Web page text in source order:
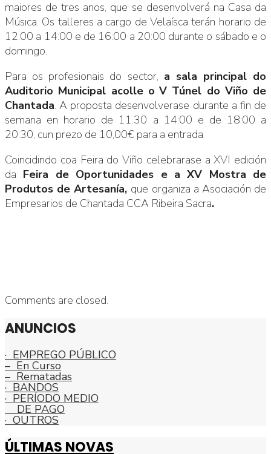
maiores de tres anos, que se desenvolverá na Casa da
Música. Os talleres a cargo de Velaísca terán horario de
12:00 a 14:00 e de 16:00 a 20:00 durante o sábado e o
domingo.
Para os profesionais do sector, a sala principal do
Auditorio Municipal acolle o V Túnel do Viño de
Chantada. A proposta desenvolverase durante a fin de
semana en horario de 11.30 a 14:00 e de 18:00 a
20:30, cun prezo de 10,00€ para a entrada.
Coincidindo coa Feira do Viño celebrarase a XVI edición
da Feira de Oportunidades e a XV Mostra de
Produtos de Artesanía, que organiza a Asociación de
Empresarios de Chantada CCA Ribeira Sacra.
Comments are closed.
ANUNCIOS
· EMPREGO PÚBLICO
– En Curso
– Rematadas
· BANDOS
· PERÍODO MEDIO
DE PAGO
· OUTROS
ÚLTIMAS NOVAS